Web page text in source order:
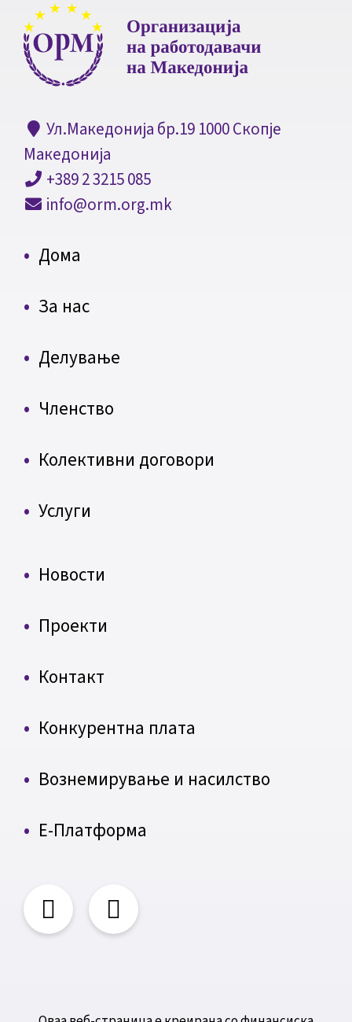
Ул.Македонија бр.19 1000 Скопје
Македонија
+389 2 3215 085
info@orm.org.mk
Дома
За нас
Делување
Членство
Колективни договори
Услуги
Новости
Проекти
Контакт
Конкурентна плата
Вознемирување и насилство
Е-Платформа